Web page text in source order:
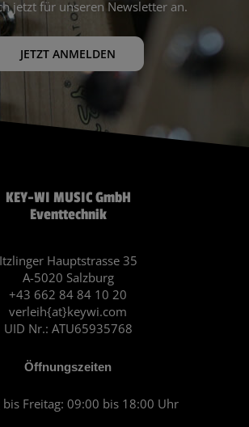
jetzt für unseren Newsletter an.
JETZT ANMELDEN
KEY-WI MUSIC GmbH
Eventtechnik
Itzlinger Hauptstrasse 35
A-5020 Salzburg
+43 662 84 84 10 20
verleih{at}keywi.com
UID Nr.: ATU65935768
Öffnungszeiten
bis Freitag: 09:00 bis 18:00 Uhr